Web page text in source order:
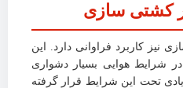
کشتی سازی
نیز کاربرد فراوانی دارد. این
شرایط هوایی بسیار دشواری
تحت این شرایط قرار گرفته